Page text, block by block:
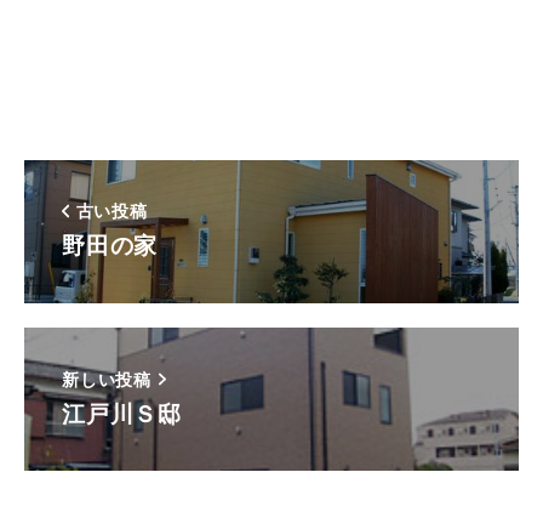
古い投稿
野田の家
新しい投稿
江戸川Ｓ邸